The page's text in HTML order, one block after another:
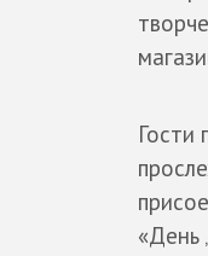
Гости
«День